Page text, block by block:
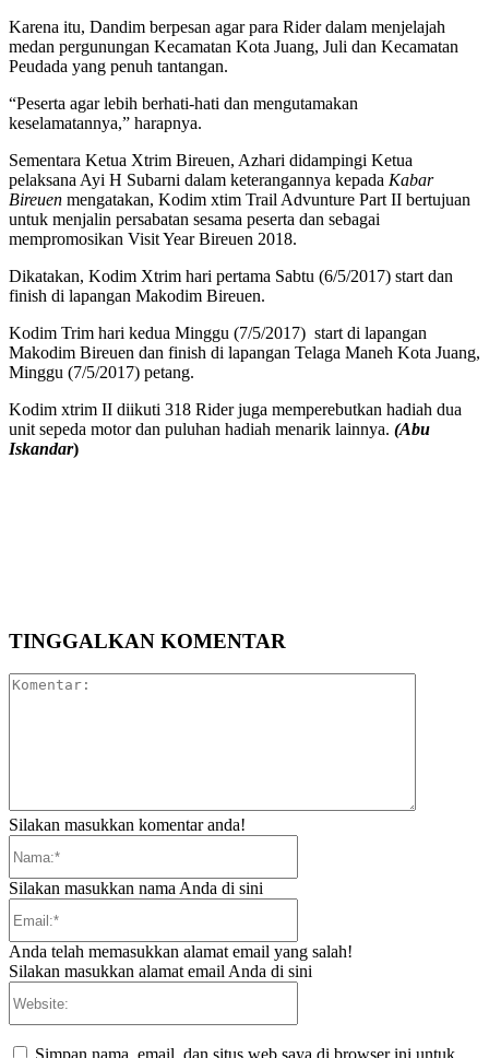
Karena itu, Dandim berpesan agar para Rider dalam menjelajah
medan pergunungan Kecamatan Kota Juang, Juli dan Kecamatan
Peudada yang penuh tantangan.
“Peserta agar lebih berhati-hati dan mengutamakan
keselamatannya,” harapnya.
Sementara Ketua Xtrim Bireuen, Azhari didampingi Ketua
pelaksana Ayi H Subarni dalam keterangannya kepada Kabar
Bireuen mengatakan, Kodim xtim Trail Advunture Part II bertujuan
untuk menjalin persabatan sesama peserta dan sebagai
mempromosikan Visit Year Bireuen 2018.
Dikatakan, Kodim Xtrim hari pertama Sabtu (6/5/2017) start dan
finish di lapangan Makodim Bireuen.
Kodim Trim hari kedua Minggu (7/5/2017) start di lapangan
Makodim Bireuen dan finish di lapangan Telaga Maneh Kota Juang,
Minggu (7/5/2017) petang.
Kodim xtrim II diikuti 318 Rider juga memperebutkan hadiah dua
unit sepeda motor dan puluhan hadiah menarik lainnya. (Abu
Iskandar)
TINGGALKAN KOMENTAR
Silakan masukkan komentar anda!
Silakan masukkan nama Anda di sini
Anda telah memasukkan alamat email yang salah!
Silakan masukkan alamat email Anda di sini